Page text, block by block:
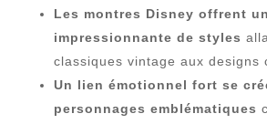
Les montres Disney offrent
impressionnante de styles
classiques vintage aux designs
Un lien émotionnel fort se
personnages emblématiques